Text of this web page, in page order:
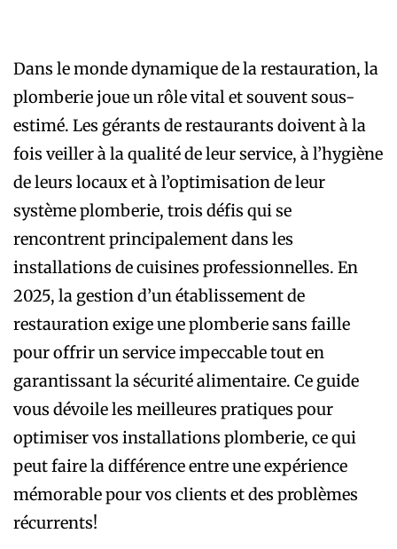
Dans le monde dynamique de la restauration, la
plomberie joue un rôle vital et souvent sous-
estimé. Les gérants de restaurants doivent à la
fois veiller à la qualité de leur service, à l’hygiène
de leurs locaux et à l’optimisation de leur
système plomberie, trois défis qui se
rencontrent principalement dans les
installations de cuisines professionnelles. En
2025, la gestion d’un établissement de
restauration exige une plomberie sans faille
pour offrir un service impeccable tout en
garantissant la sécurité alimentaire. Ce guide
vous dévoile les meilleures pratiques pour
optimiser vos installations plomberie, ce qui
peut faire la différence entre une expérience
mémorable pour vos clients et des problèmes
récurrents!